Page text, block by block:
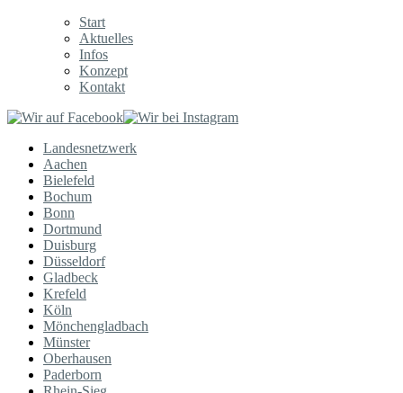
Start
Aktuelles
Infos
Konzept
Kontakt
Landesnetzwerk
Aachen
Bielefeld
Bochum
Bonn
Dortmund
Duisburg
Düsseldorf
Gladbeck
Krefeld
Köln
Mönchengladbach
Münster
Oberhausen
Paderborn